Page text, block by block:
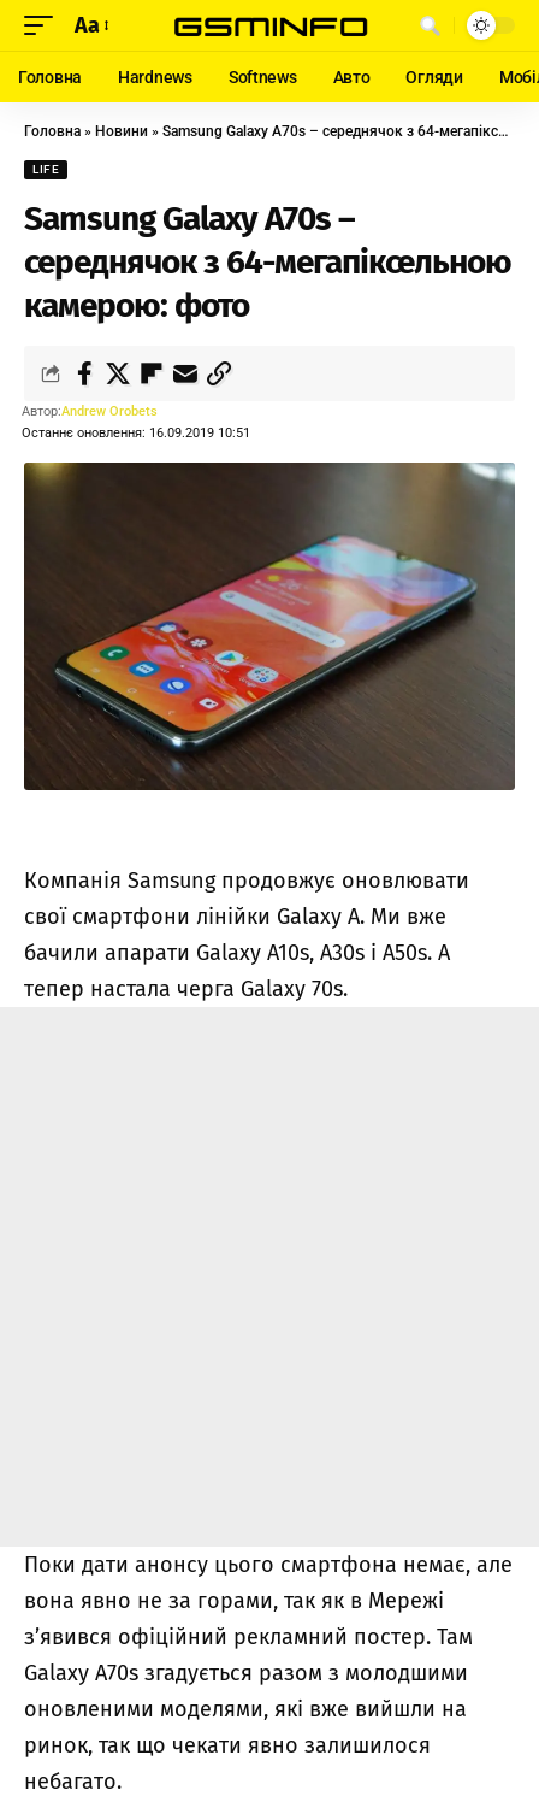
Aa
Головна Hardnews Softnews Авто Огляди
Головна » Новини » Samsung Galaxy A70s – середнячок з 64-мегапіксельною камерою: фото
LIFE
Samsung Galaxy A70s –
середнячок з 64-мегапіксельною
камерою: фото
Останнє оновлення: 16.09.2019 10:51
Автор:Andrew Orobets
Компанія Samsung продовжує оновлювати
свої смартфони лінійки Galaxy A. Ми вже
бачили апарати Galaxy A10s, A30s і A50s. А
тепер настала черга Galaxy 70s.
Поки дати анонсу цього смартфона немає, але
вона явно не за горами, так як в Мережі
з’явився офіційний рекламний постер. Там
Galaxy A70s згадується разом з молодшими
оновленими моделями, які вже вийшли на
ринок, так що чекати явно залишилося
небагато.